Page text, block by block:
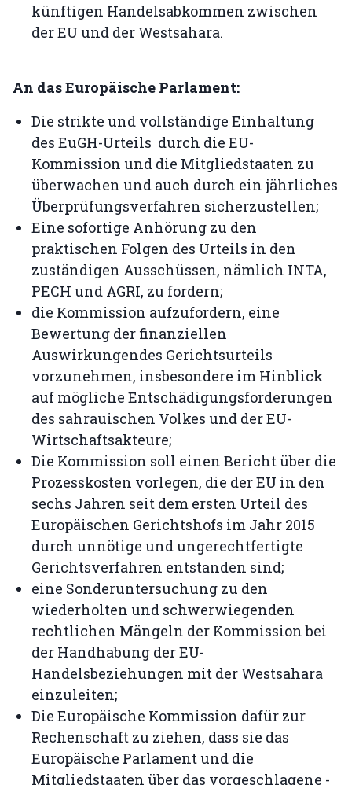
künftigen Handelsabkommen zwischen
der EU und der Westsahara.
An das Europäische Parlament:
Die strikte und vollständige Einhaltung
des EuGH-Urteils durch die EU-
Kommission und die Mitgliedstaaten zu
überwachen und auch durch ein jährliches
Überprüfungsverfahren sicherzustellen;
Eine sofortige Anhörung zu den
praktischen Folgen des Urteils in den
zuständigen Ausschüssen, nämlich INTA,
PECH und AGRI, zu fordern;
die Kommission aufzufordern, eine
Bewertung der finanziellen
Auswirkungendes Gerichtsurteils
vorzunehmen, insbesondere im Hinblick
auf mögliche Entschädigungsforderungen
des sahrauischen Volkes und der EU-
Wirtschaftsakteure;
Die Kommission soll einen Bericht über die
Prozesskosten vorlegen, die der EU in den
sechs Jahren seit dem ersten Urteil des
Europäischen Gerichtshofs im Jahr 2015
durch unnötige und ungerechtfertigte
Gerichtsverfahren entstanden sind;
eine Sonderuntersuchung zu den
wiederholten und schwerwiegenden
rechtlichen Mängeln der Kommission bei
der Handhabung der EU-
Handelsbeziehungen mit der Westsahara
einzuleiten;
Die Europäische Kommission dafür zur
Rechenschaft zu ziehen, dass sie das
Europäische Parlament und die
Mitgliedstaaten über das vorgeschlagene -